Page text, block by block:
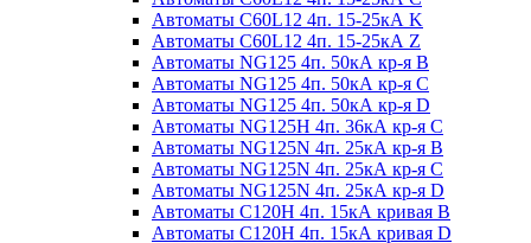
Автоматы C60L12 4п. 15-25кА K
Автоматы C60L12 4п. 15-25кА Z
Автоматы NG125 4п. 50кА кр-я B
Автоматы NG125 4п. 50кА кр-я C
Автоматы NG125 4п. 50кА кр-я D
Автоматы NG125H 4п. 36кА кр-я C
Автоматы NG125N 4п. 25кА кр-я B
Автоматы NG125N 4п. 25кА кр-я C
Автоматы NG125N 4п. 25кА кр-я D
Автоматы С120H 4п. 15кА кривая B
Автоматы С120H 4п. 15кА кривая D